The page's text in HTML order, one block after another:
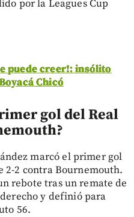
por la Leagues Cup
puede creer!: insólito
Chicó
gol del Real
marcó el primer gol
2-2 contra Bournemouth.
rebote tras un remate de
y definió para
56.